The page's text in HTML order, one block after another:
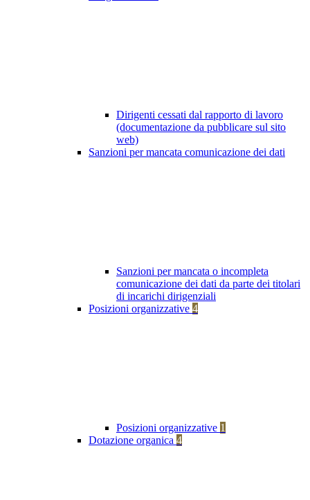
Dirigenti cessati dal rapporto di lavoro
(documentazione da pubblicare sul sito
web)
Sanzioni per mancata comunicazione dei dati
Sanzioni per mancata o incompleta
comunicazione dei dati da parte dei titolari
di incarichi dirigenziali
Posizioni organizzative 4
Posizioni organizzative 1
Dotazione organica 4